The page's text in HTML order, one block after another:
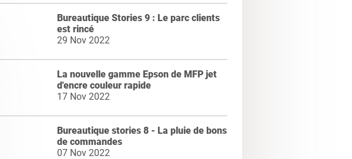
Bureautique Stories 9 : Le parc clients
est rincé
29 Nov 2022
La nouvelle gamme Epson de MFP jet
d'encre couleur rapide
17 Nov 2022
Bureautique stories 8 - La pluie de bons
de commandes
07 Nov 2022